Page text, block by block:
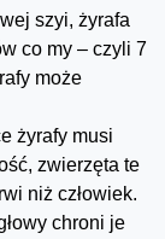
szyi, żyrafa
co my – czyli 7
może
żyrafy musi
zwierzęta te
niż człowiek.
chroni je